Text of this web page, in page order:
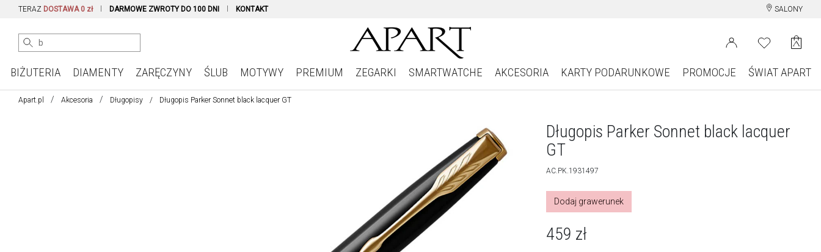
TERAZ DOSTAWA 0 zł DARMOWE ZWROTY DO 100 DNI KONTAKT SALONY
BIŻUTERIA DIAMENTY ZARĘCZYNY ŚLUB MOTYWY PREMIUM ZEGARKI SMARTWATCHE AKCESORIA KARTY PODARUNKOWE PROMOCJE ŚWIAT APART
Apart.pl Akcesoria Długopisy Długopis Parker Sonnet black lacquer GT
Długopis Parker Sonnet black lacquer
GT
AC.PK.1931497
Dodaj grawerunek
459 zł